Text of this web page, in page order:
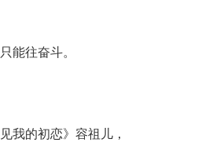
能往奋斗。
的初恋》容祖儿，